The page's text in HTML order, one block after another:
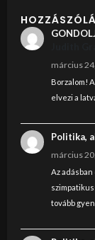
március
Borzalom!
elvezi a
Politika,
március
Az
tovább